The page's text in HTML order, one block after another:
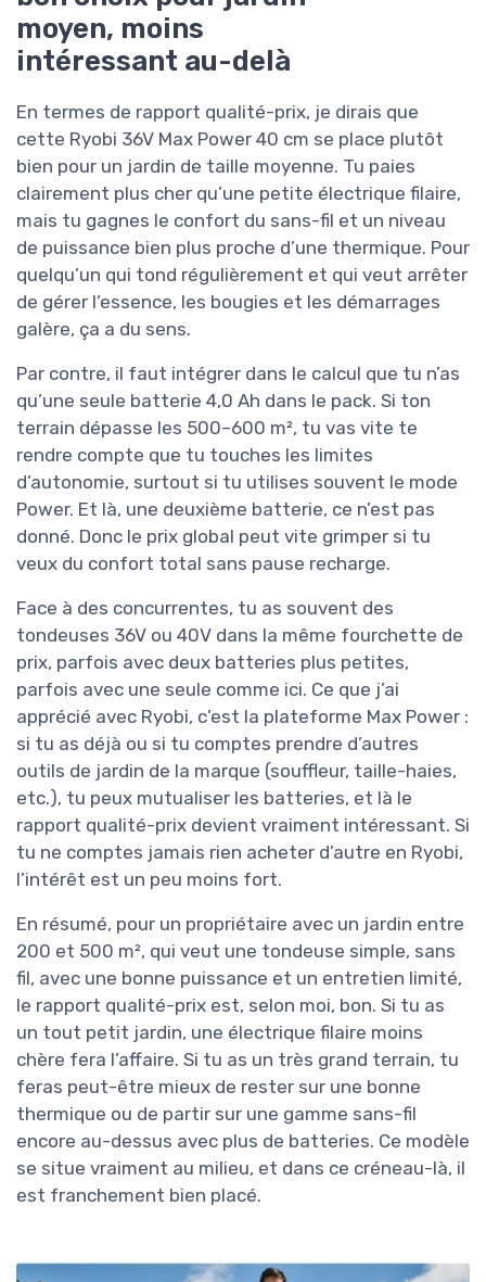
moyen, moins
intéressant au-delà
En termes de rapport qualité-prix, je dirais que
cette Ryobi 36V Max Power 40 cm se place plutôt
bien pour un jardin de taille moyenne. Tu paies
clairement plus cher qu’une petite électrique filaire,
mais tu gagnes le confort du sans-fil et un niveau
de puissance bien plus proche d’une thermique. Pour
quelqu’un qui tond régulièrement et qui veut arrêter
de gérer l’essence, les bougies et les démarrages
galère, ça a du sens.
Par contre, il faut intégrer dans le calcul que tu n’as
qu’une seule batterie 4,0 Ah dans le pack. Si ton
terrain dépasse les 500–600 m², tu vas vite te
rendre compte que tu touches les limites
d’autonomie, surtout si tu utilises souvent le mode
Power. Et là, une deuxième batterie, ce n’est pas
donné. Donc le prix global peut vite grimper si tu
veux du confort total sans pause recharge.
Face à des concurrentes, tu as souvent des
tondeuses 36V ou 40V dans la même fourchette de
prix, parfois avec deux batteries plus petites,
parfois avec une seule comme ici. Ce que j’ai
apprécié avec Ryobi, c’est la plateforme Max Power :
si tu as déjà ou si tu comptes prendre d’autres
outils de jardin de la marque (souffleur, taille-haies,
etc.), tu peux mutualiser les batteries, et là le
rapport qualité-prix devient vraiment intéressant. Si
tu ne comptes jamais rien acheter d’autre en Ryobi,
l’intérêt est un peu moins fort.
En résumé, pour un propriétaire avec un jardin entre
200 et 500 m², qui veut une tondeuse simple, sans
fil, avec une bonne puissance et un entretien limité,
le rapport qualité-prix est, selon moi, bon. Si tu as
un tout petit jardin, une électrique filaire moins
chère fera l’affaire. Si tu as un très grand terrain, tu
feras peut-être mieux de rester sur une bonne
thermique ou de partir sur une gamme sans-fil
encore au-dessus avec plus de batteries. Ce modèle
se situe vraiment au milieu, et dans ce créneau-là, il
est franchement bien placé.